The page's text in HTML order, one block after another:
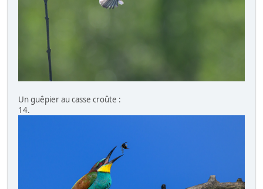
Un guêpier au casse croûte :
14.